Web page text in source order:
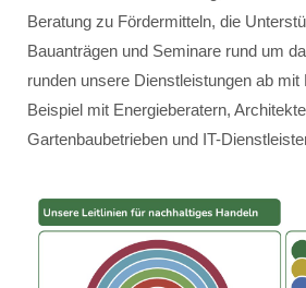
Beratung zu Fördermitteln, die
Bauanträgen und Seminare rund um
runden unsere Dienstleistungen ab mit
Beispiel mit Energieberatern,
Gartenbaubetrieben und IT-